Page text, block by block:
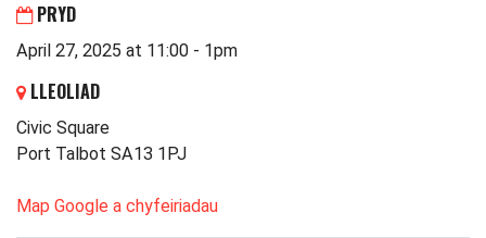
PRYD
April 27, 2025 at 11:00 - 1pm
LLEOLIAD
Civic Square
Port Talbot SA13 1PJ
Map Google a chyfeiriadau